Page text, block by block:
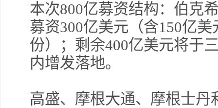
本次800亿募资结构：伯克
募资300亿美元（含150亿
份）；剩余400亿美元将于
内增发落地。
高盛、摩根大通、摩根士